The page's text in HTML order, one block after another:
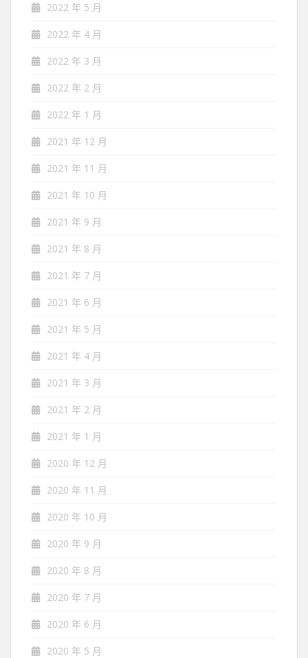
2022 年 5 月
2022 年 4 月
2022 年 3 月
2022 年 2 月
2022 年 1 月
2021 年 12 月
2021 年 11 月
2021 年 10 月
2021 年 9 月
2021 年 8 月
2021 年 7 月
2021 年 6 月
2021 年 5 月
2021 年 4 月
2021 年 3 月
2021 年 2 月
2021 年 1 月
2020 年 12 月
2020 年 11 月
2020 年 10 月
2020 年 9 月
2020 年 8 月
2020 年 7 月
2020 年 6 月
2020 年 5 月